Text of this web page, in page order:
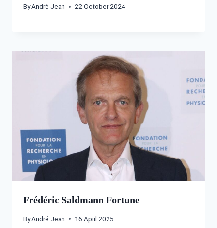
ByAndré Jean 22 October 2024
Frédéric Saldmann Fortune
ByAndré Jean 16 April 2025